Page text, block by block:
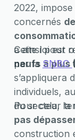
2022,
concernés
a ainsi pour
neufs à plus
Cette loi est
par la SNBC
s’appliquera
individuels,
du secteur
Pour cela, la
pas
construction